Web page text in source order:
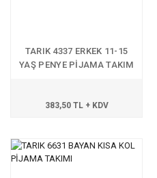
TARIK 4337 ERKEK 11-15
YAŞ PENYE PİJAMA TAKIM
383,50 TL + KDV